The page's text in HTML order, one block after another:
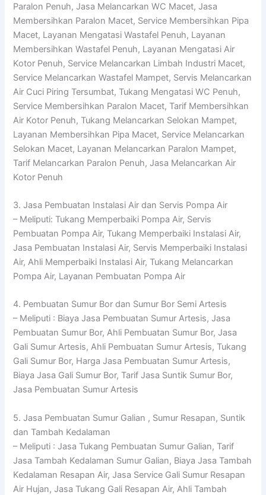
Paralon Penuh, Jasa Melancarkan WC Macet, Jasa
Membersihkan Paralon Macet, Service Membersihkan Pipa
Macet, Layanan Mengatasi Wastafel Penuh, Layanan
Membersihkan Wastafel Penuh, Layanan Mengatasi Air
Kotor Penuh, Service Melancarkan Limbah Industri Macet,
Service Melancarkan Wastafel Mampet, Servis Melancarkan
Air Cuci Piring Tersumbat, Tukang Mengatasi WC Penuh,
Service Membersihkan Paralon Macet, Tarif Membersihkan
Air Kotor Penuh, Tukang Melancarkan Selokan Mampet,
Layanan Membersihkan Pipa Macet, Service Melancarkan
Selokan Macet, Layanan Melancarkan Paralon Mampet,
Tarif Melancarkan Paralon Penuh, Jasa Melancarkan Air
Kotor Penuh
3. Jasa Pembuatan Instalasi Air dan Servis Pompa Air
– Meliputi: Tukang Memperbaiki Pompa Air, Servis
Pembuatan Pompa Air, Tukang Memperbaiki Instalasi Air,
Jasa Pembuatan Instalasi Air, Servis Memperbaiki Instalasi
Air, Ahli Memperbaiki Instalasi Air, Tukang Melancarkan
Pompa Air, Layanan Pembuatan Pompa Air
4. Pembuatan Sumur Bor dan Sumur Bor Semi Artesis
– Meliputi : Biaya Jasa Pembuatan Sumur Artesis, Jasa
Pembuatan Sumur Bor, Ahli Pembuatan Sumur Bor, Jasa
Gali Sumur Artesis, Ahli Pembuatan Sumur Artesis, Tukang
Gali Sumur Bor, Harga Jasa Pembuatan Sumur Artesis,
Biaya Jasa Gali Sumur Bor, Tarif Jasa Suntik Sumur Bor,
Jasa Pembuatan Sumur Artesis
5. Jasa Pembuatan Sumur Galian , Sumur Resapan, Suntik
dan Tambah Kedalaman
– Meliputi : Jasa Tukang Pembuatan Sumur Galian, Tarif
Jasa Tambah Kedalaman Sumur Galian, Biaya Jasa Tambah
Kedalaman Resapan Air, Jasa Service Gali Sumur Resapan
Air Hujan, Jasa Tukang Gali Resapan Air, Ahli Tambah